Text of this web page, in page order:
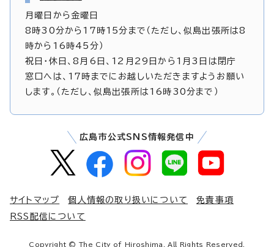
月曜日から金曜日
8時30分から17時15分まで（ただし、似島出張所は8
時から16時45分）
祝日・休日、8月6日、12月29日から1月3日は閉庁
窓口へは、17時までにお越しいただきますようお願い
します。（ただし、似島出張所は16時30分まで）
広島市公式SNS情報発信中
サイトマップ 個人情報の取り扱いについて
免責事項
RSS配信について
Copyright © The City of Hiroshima. All Rights Reserved.